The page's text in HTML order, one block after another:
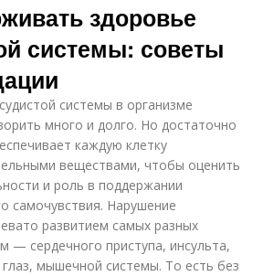
здоровье
системы: советы
системы в организме
много и долго. Но достаточно
каждую клетку
веществами, чтобы оценить
и роль в поддержании
самочувствия. Нарушение
развитием самых разных
— сердечного приступа, инсульта,
мышечной системы. То есть без